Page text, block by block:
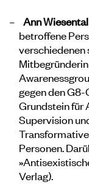
Ann Wiesental
betroffene
verschiedenen
gegen den
Grundstein für
Supervision
Personen.
Verlag).